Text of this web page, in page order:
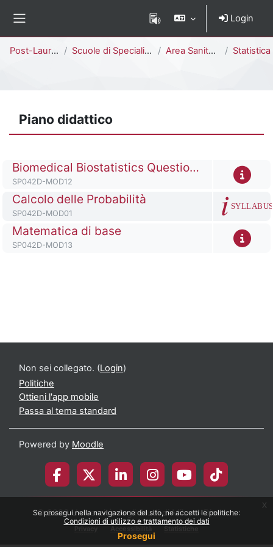
Se prosegui nella navigazione del sito, ne accetti le politiche:
Condizioni di utilizzo e trattamento dei dati
Prosegui
x
Login
Post-Laurea Scuole di Specializzazione Area Sanitaria Statistica Sanitaria e
Piano didattico
Titolo del corso Biomedical Biostatistics Questions BBQ+ Meeting
Codice identificativo del corso
SP042D-MOD12
Titolo del corso
Calcolo delle Probabilità
Codice identificativo del corso
SP042D-MOD01
SYLLABUS
Titolo del corso
Matematica di base
Codice identificativo del corso
SP042D-MOD13
Non sei collegato. (Login)
Politiche
Ottieni l'app mobile
Passa al tema standard
Powered by Moodle
© 2026 Università degli Studi di Milano-Bicocca